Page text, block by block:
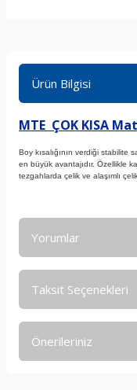
Ürün Bilgisi
MTE ÇOK KISA
Boy kısalığının verdiği stabilite
en büyük avantajıdır. Özellikle
tezgahlarda çelik ve alaşımlı
Yorumlar
Taksit Seçenekleri
Önerileriniz